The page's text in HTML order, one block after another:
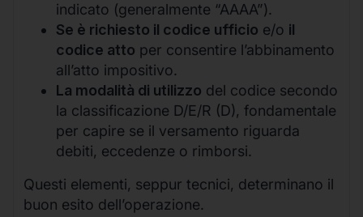
indicato (generalmente “AAAA”).
Se è richiesto il codice ufficio e/o il
codice atto per consentire l’abbinamento
all’atto impositivo.
La modalità di utilizzo del codice secondo
la classificazione D/E/R (D), fondamentale
per capire se il versamento riguarda
debiti, eccedenze o rimborsi.
Questi elementi, seppur tecnici, determinano il
buon esito dell’operazione.